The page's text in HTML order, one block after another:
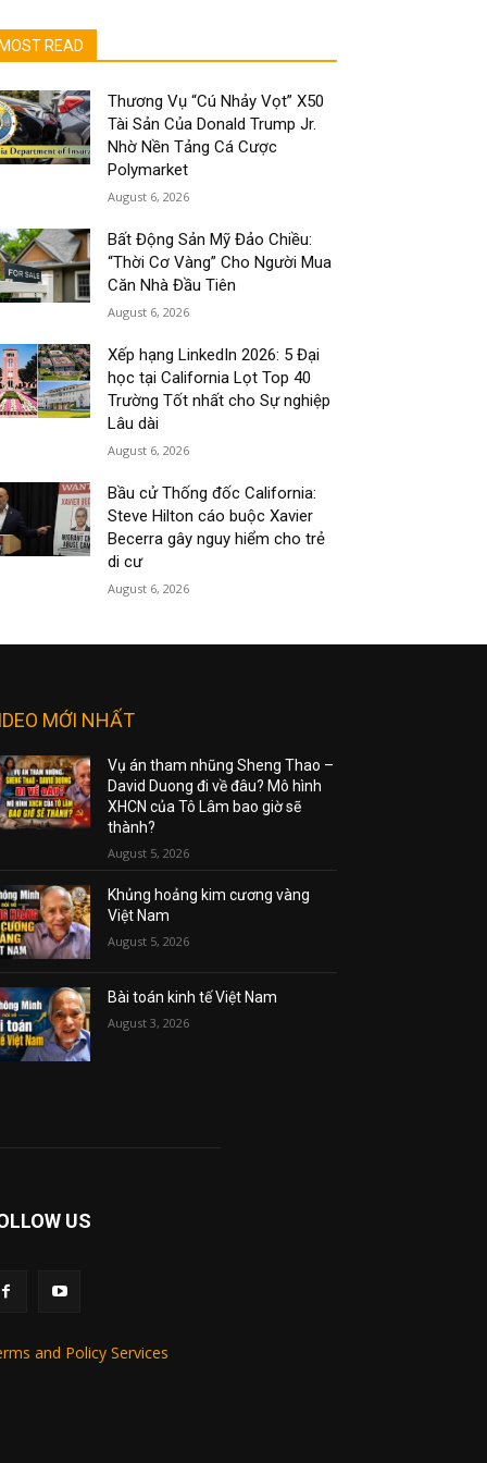
MOST READ
Thương Vụ “Cú Nhảy Vọt” X50
Tài Sản Của Donald Trump Jr.
Nhờ Nền Tảng Cá Cược
Polymarket
August 6, 2026
Bất Động Sản Mỹ Đảo Chiều:
“Thời Cơ Vàng” Cho Người Mua
Căn Nhà Đầu Tiên
August 6, 2026
Xếp hạng LinkedIn 2026: 5 Đại
học tại California Lọt Top 40
Trường Tốt nhất cho Sự nghiệp
Lâu dài
August 6, 2026
Bầu cử Thống đốc California:
Steve Hilton cáo buộc Xavier
Becerra gây nguy hiểm cho trẻ
di cư
August 6, 2026
MỚI NHẤT
Vụ án tham nhũng Sheng Thao –
David Duong đi về đâu? Mô hình
XHCN của Tô Lâm bao giờ sẽ
thành?
August 5, 2026
Khủng hoảng kim cương vàng
Việt Nam
August 5, 2026
Bài toán kinh tế Việt Nam
August 3, 2026
US
and Policy Services